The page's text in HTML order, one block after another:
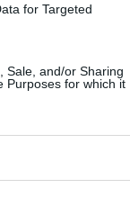
for Targeted
Sale, and/or Sharing
Purposes for which it